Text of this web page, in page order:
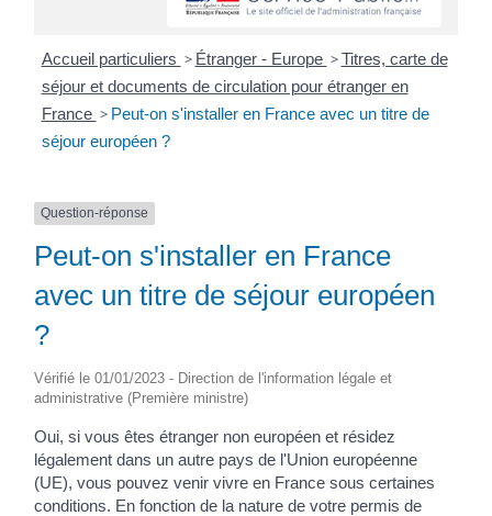
Accueil particuliers > Étranger - Europe > Titres, carte de
séjour et documents de circulation pour étranger en
France > Peut-on s'installer en France avec un titre de
séjour européen ?
Question-réponse
Peut-on s'installer en France
avec un titre de séjour européen
?
Vérifié le 01/01/2023 - Direction de l'information légale et
administrative (Première ministre)
Oui, si vous êtes étranger non européen et résidez
légalement dans un autre pays de l'Union européenne
(UE), vous pouvez venir vivre en France sous certaines
conditions. En fonction de la nature de votre permis de